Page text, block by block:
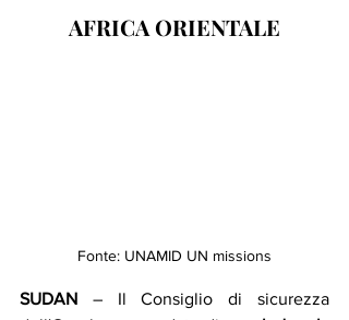
AFRICA ORIENTALE
Fonte: UNAMID UN missions
SUDAN – Il Consiglio di sicurezza